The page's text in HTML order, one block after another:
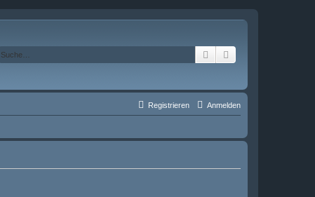
Suche
Anmelden
Registrieren